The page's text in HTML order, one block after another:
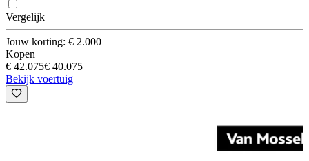
Vergelijk
Jouw korting: € 2.000
Kopen
€ 42.075€ 40.075
Bekijk voertuig